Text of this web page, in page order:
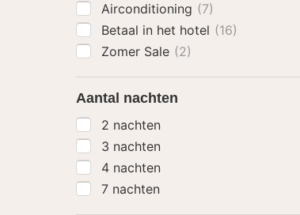
Airconditioning (7)
Betaal in het hotel (16)
Zomer Sale (2)
Aantal nachten
2 nachten
3 nachten
4 nachten
7 nachten